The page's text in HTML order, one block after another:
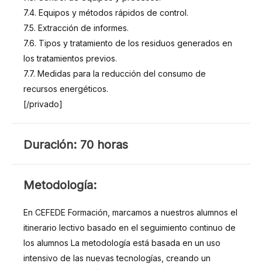
7.4. Equipos y métodos rápidos de control.
7.5. Extracción de informes.
7.6. Tipos y tratamiento de los residuos generados en
los tratamientos previos.
7.7. Medidas para la reducción del consumo de
recursos energéticos.
[/privado]
Duración: 70 horas
Metodología:
En CEFEDE Formación, marcamos a nuestros alumnos el
itinerario lectivo basado en el seguimiento continuo de
los alumnos La metodología está basada en un uso
intensivo de las nuevas tecnologías, creando un